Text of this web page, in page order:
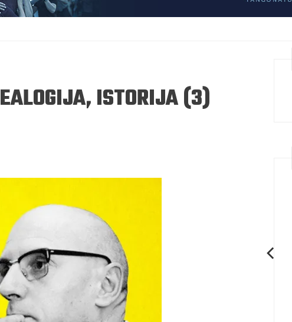
ISTORIJA (3)
navikli na življenje pod
navikli smo da užižemo
ikonama, ali ne i pred
čovjekom.
Podijelite na:
Pinterest